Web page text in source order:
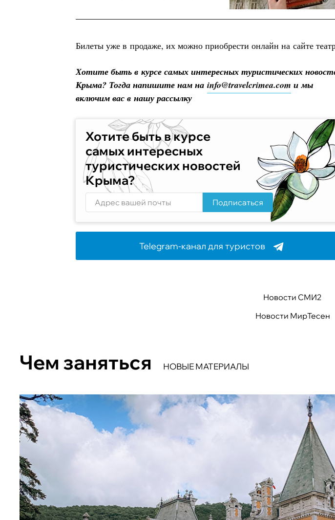
Билеты уже в продаже, их можно приобрести онлайн на сайте
Хотите быть в курсе самых интересных туристических
Крыма? Тогда напишите нам на info@travelcrimea.com и мы
включим вас в нашу рассылку
Хотите быть в курсе
самых интересных
туристических новостей
Крыма?
Подписаться
Telegram-канал для туристов
Новости СМИ2
Новости МирТесен
Чем заняться НОВЫЕ МАТЕРИАЛЫ